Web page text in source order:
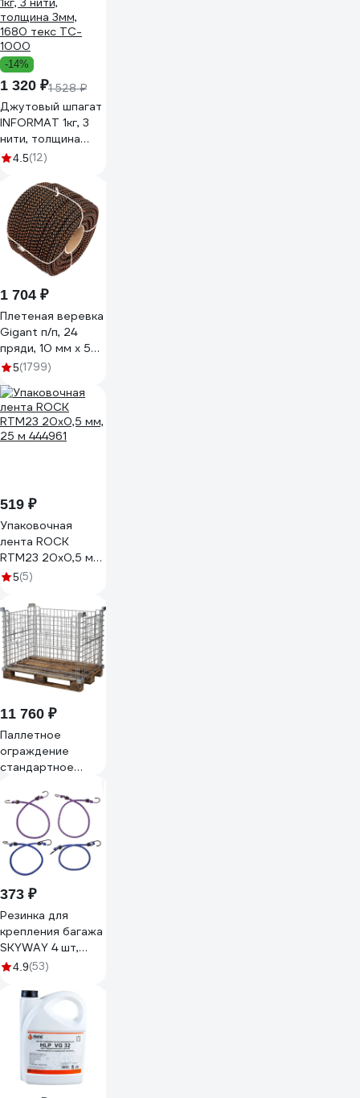
-14%
1 320 ₽1 528 ₽
Джутовый шпагат
INFORMAT 1кг, 3
нити, толщина
3мм, 1680 текс
4.5(12)
1 704 ₽
Плетеная веревка
Gigant п/п, 24
пряди, 10 мм х 50
м HRS-11
5(1799)
519 ₽
Упаковочная
лента ROCK
RTM23 20x0,5 мм,
25 м 444961
5(5)
11 760 ₽
Паллетное
ограждение
стандартное
1200х800х800мм,
штаб., яч.
65х65мм, о.,
04.10.008.01.18.0001.00
373 ₽
Резинка для
крепления багажа
SKYWAY 4 шт,
крючки метал
4.9(53)